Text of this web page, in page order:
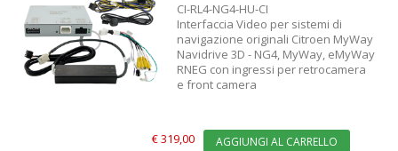
CI-RL4-NG4-HU-CI
Interfaccia Video per sistemi di
navigazione originali Citroen MyWay
Navidrive 3D - NG4, MyWay, eMyWay
RNEG con ingressi per retrocamera
e front camera
€ 319,00 AGGIUNGI AL CARRELLO